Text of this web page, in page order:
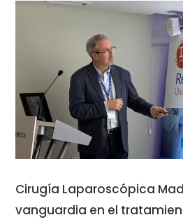
Cirugía Laparoscópica
vanguardia en el